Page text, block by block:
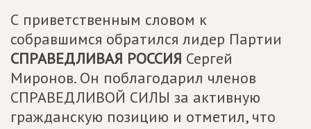
С приветственным словом к
собравшимся обратился лидер Партии
СПРАВЕДЛИВАЯ РОССИЯ Сергей
Миронов. Он поблагодарил членов
СПРАВЕДЛИВОЙ СИЛЫ за активную
гражданскую позицию и отметил, что